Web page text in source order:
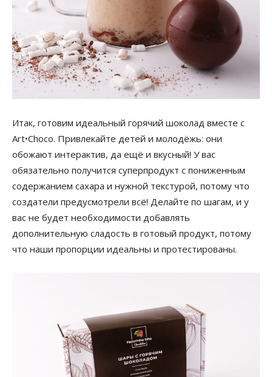
Итак, готовим идеальный горячий шоколад вместе с
Art•Choco. Привлекайте детей и молодёжь: они
обожают интерактив, да ещё и вкусный! У вас
обязательно получится суперпродукт с пониженным
содержанием сахара и нужной текстурой, потому что
создатели предусмотрели всё! Делайте по шагам, и у
вас не будет необходимости добавлять
дополнительную сладость в готовый продукт, потому
что наши пропорции идеальны и протестированы.